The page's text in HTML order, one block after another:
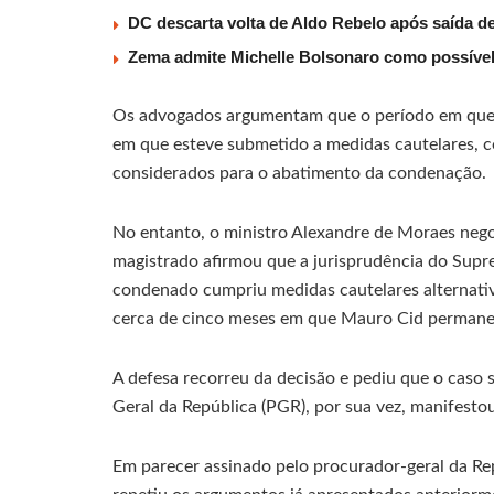
DC descarta volta de Aldo Rebelo após saída
Zema admite Michelle Bolsonaro como
Os advogados argumentam que o período em
em que esteve submetido a medidas cautelares,
considerados para o abatimento da condenação.
No entanto, o ministro Alexandre de Moraes
magistrado afirmou que a jurisprudência do
condenado cumpriu medidas cautelares
cerca de cinco meses em que Mauro Cid
A defesa recorreu da decisão e pediu que o caso
Geral da República (PGR), por sua vez,
Em parecer assinado pelo procurador-geral da